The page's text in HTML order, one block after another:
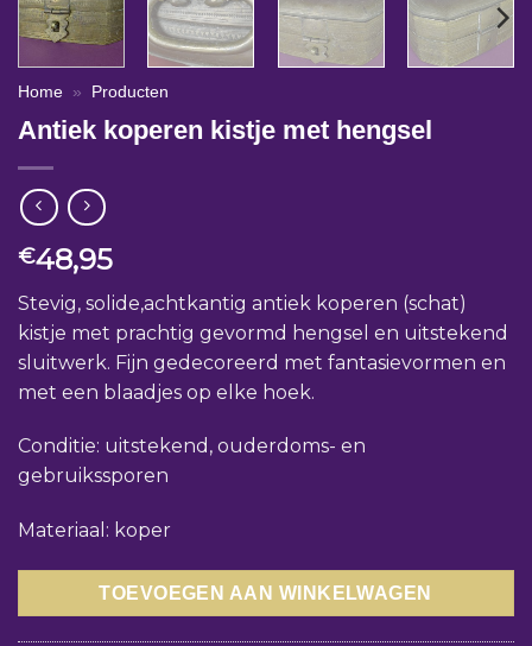
Home » Producten
Antiek koperen kistje met hengsel
€48,95
Stevig, solide,achtkantig antiek koperen (schat)
kistje met prachtig gevormd hengsel en uitstekend
sluitwerk. Fijn gedecoreerd met fantasievormen en
met een blaadjes op elke hoek.
Conditie: uitstekend, ouderdoms- en
gebruikssporen
Materiaal: koper
TOEVOEGEN AAN WINKELWAGEN